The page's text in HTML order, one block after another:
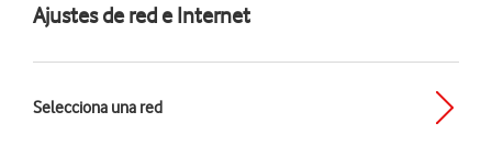
Ajustes de red e Internet
Selecciona una red